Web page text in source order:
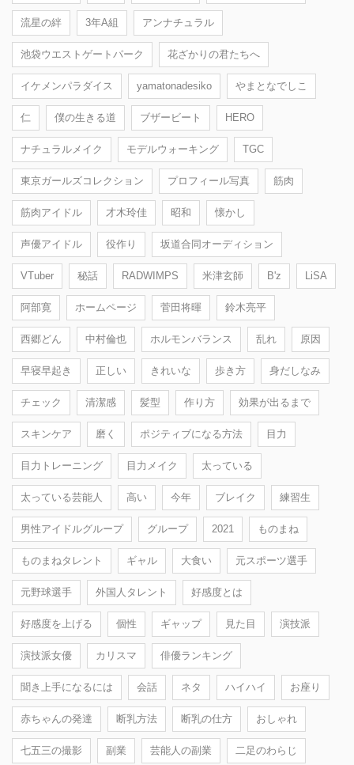
流星の絆 3年A組 アンナチュラル
池袋ウエストゲートパーク 花ざかりの君たちへ
イケメンパラダイス yamatonadesiko やまとなでしこ
仁 僕の生きる道 ブザービート HERO
ナチュラルメイク モデルウォーキング TGC
東京ガールズコレクション プロフィール写真 筋肉
筋肉アイドル 才木玲佳 昭和 懐かし
声優アイドル 役作り 坂道合同オーディション
VTuber 秘話 RADWIMPS 米津玄師 B'z LiSA
阿部寛 ホームページ 菅田将暉 鈴木亮平
西郷どん 中村倫也 ホルモンバランス 乱れ 原因
早寝早起き 正しい きれいな 歩き方 身だしなみ
チェック 清潔感 髪型 作り方 効果が出るまで
スキンケア 磨く ポジティブになる方法 目力
目力トレーニング 目力メイク 太っている
太っている芸能人 高い 今年 ブレイク 練習生
男性アイドルグループ グループ 2021 ものまね
ものまねタレント ギャル 大食い 元スポーツ選手
元野球選手 外国人タレント 好感度とは
好感度を上げる 個性 ギャップ 見た目 演技派
演技派女優 カリスマ 俳優ランキング
聞き上手になるには 会話 ネタ ハイハイ お座り
赤ちゃんの発達 断乳方法 断乳の仕方 おしゃれ
七五三の撮影 副業 芸能人の副業 二足のわらじ